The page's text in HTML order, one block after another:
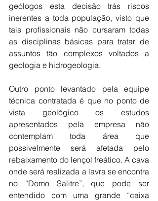
geólogos esta decisão trás riscos
inerentes a toda população, visto que
tais profissionais não cursaram todas
as disciplinas básicas para tratar de
assuntos tão complexos voltados a
geologia e hidrogeologia.
Outro ponto levantado pela equipe
técnica contratada é que no ponto de
vista geológico os estudos
apresentados pela empresa não
contemplam toda área que
possivelmente será afetada pelo
rebaixamento do lençol freático. A cava
onde será realizada a lavra se encontra
no “Domo Salitre”, que pode ser
entendido com uma grande “caixa